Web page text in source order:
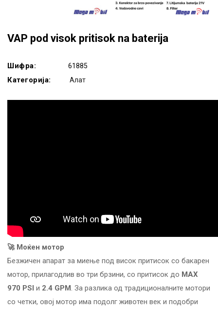
VAP pod visok pritisok na baterija
Шифра: 61885
Категорија: Алат
🚀 Моќен мотор
Безжичен апарат за миење под висок притисок со бакарен
мотор, прилагодлив во три брзини, со притисок до MAX
970 PSI и 2.4 GPM. За разлика од традиционалните мотори
со четки, овој мотор има подолг животен век и подобри